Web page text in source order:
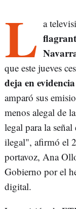
L a
que este jueves
deja en
amparó sus
menos alegal de
legal para la
ilegal", afirmó el
portavoz, Ana
Gobierno por el
digital.